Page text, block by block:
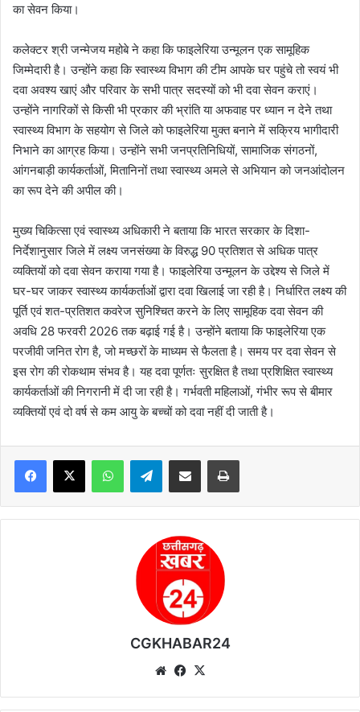
का सेवन किया।
कलेक्टर श्री जन्मेजय महोबे ने कहा कि फाइलेरिया उन्मूलन एक सामूहिक
जिम्मेदारी है। उन्होंने कहा कि स्वास्थ्य विभाग की टीम आपके घर पहुंचे तो स्वयं भी
दवा अवश्य खाएं और परिवार के सभी पात्र सदस्यों को भी दवा सेवन कराएं।
उन्होंने नागरिकों से किसी भी प्रकार की भ्रांति या अफवाह पर ध्यान न देने तथा
स्वास्थ्य विभाग के सहयोग से जिले को फाइलेरिया मुक्त बनाने में सक्रिय भागीदारी
निभाने का आग्रह किया। उन्होंने सभी जनप्रतिनिधियों, सामाजिक संगठनों,
आंगनबाड़ी कार्यकर्ताओं, मितानिनों तथा स्वास्थ्य अमले से अभियान को जनआंदोलन
का रूप देने की अपील की।
मुख्य चिकित्सा एवं स्वास्थ्य अधिकारी ने बताया कि भारत सरकार के दिशा-
निर्देशानुसार जिले में लक्ष्य जनसंख्या के विरुद्ध 90 प्रतिशत से अधिक पात्र
व्यक्तियों को दवा सेवन कराया गया है। फाइलेरिया उन्मूलन के उद्देश्य से जिले में
घर-घर जाकर स्वास्थ्य कार्यकर्ताओं द्वारा दवा खिलाई जा रही है। निर्धारित लक्ष्य की
पूर्ति एवं शत-प्रतिशत कवरेज सुनिश्चित करने के लिए सामूहिक दवा सेवन की
अवधि 28 फरवरी 2026 तक बढ़ाई गई है। उन्होंने बताया कि फाइलेरिया एक
परजीवी जनित रोग है, जो मच्छरों के माध्यम से फैलता है। समय पर दवा सेवन से
इस रोग की रोकथाम संभव है। यह दवा पूर्णतः सुरक्षित है तथा प्रशिक्षित स्वास्थ्य
कार्यकर्ताओं की निगरानी में दी जा रही है। गर्भवती महिलाओं, गंभीर रूप से बीमार
व्यक्तियों एवं दो वर्ष से कम आयु के बच्चों को दवा नहीं दी जाती है।
Telegram
CGKHABAR24
We
te
Fa
bo